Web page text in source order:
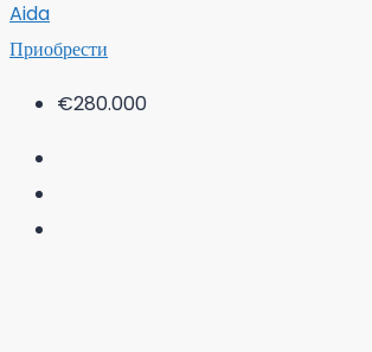
Aida
Приобрести
€280.000